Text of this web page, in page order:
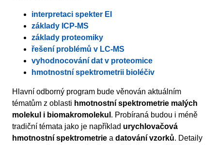
interpretaci spekter EI
základy ICP-MS
základy proteomiky
řešení problémů v LC-MS
vyhodnocování dat v proteomice
hmotnostní spektrometrii bioléčiv
Hlavní odborný program bude věnován aktuálním
tématům z oblasti hmotnostní spektrometrie malých
molekul i biomakromolekul . Probíraná budou i méně
tradiční témata jako je například urychlovačová
hmotnostní spektrometrie a datování vzorků. Detaily